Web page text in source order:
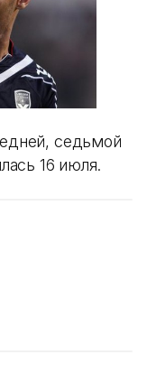
седьмой
16 июля.